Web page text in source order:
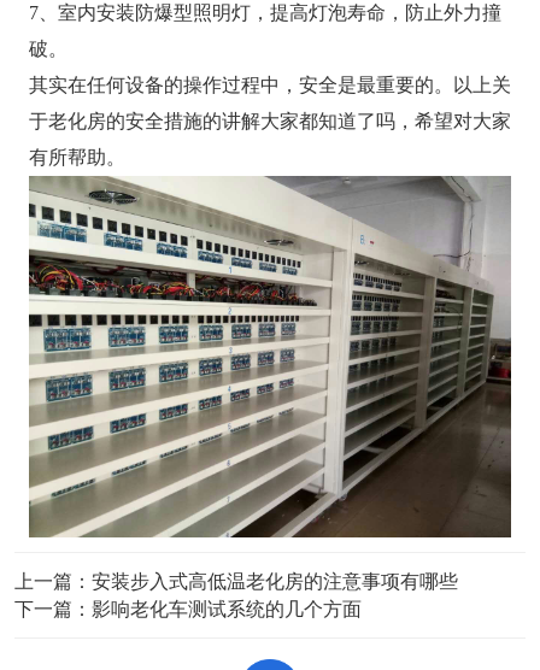
7、室内安装防爆型照明灯，提高灯泡寿命，防止外力撞
破。
其实在任何设备的操作过程中，安全是最重要的。以上关
于老化房的安全措施的讲解大家都知道了吗，希望对大家
有所帮助。
上一篇： 安装步入式高低温老化房的注意事项有哪些
下一篇： 影响老化车测试系统的几个方面